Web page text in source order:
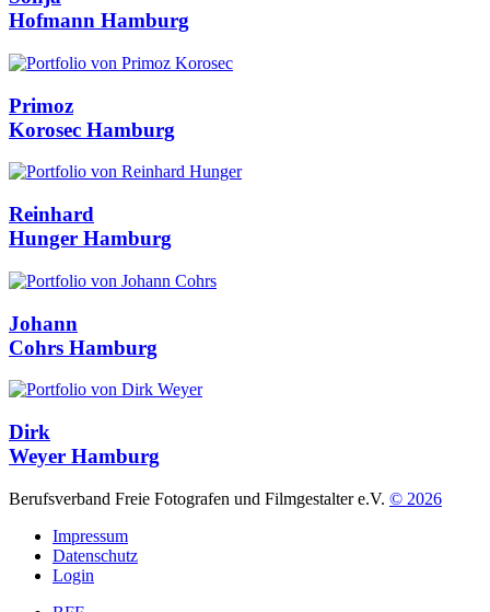
Hofmann Hamburg
Primoz
Korosec Hamburg
Reinhard
Hunger Hamburg
Johann
Cohrs Hamburg
Dirk
Weyer Hamburg
Berufsverband Freie Fotografen und Filmgestalter e.V. © 2026
Impressum
Datenschutz
Login